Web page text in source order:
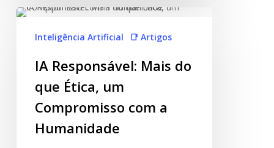
Inteligência Artificial 📑 Artigos
IA Responsável: Mais do
que Ética, um
Compromisso com a
Humanidade